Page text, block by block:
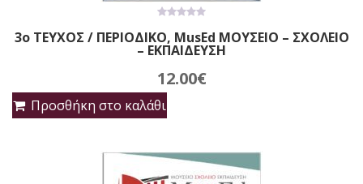
out
of
3ο ΤΕΥΧΟΣ / ΠΕΡΙΟΔΙΚΟ, MusEd ΜΟΥΣΕΙΟ – ΣΧΟΛΕΙΟ
– ΕΚΠΑΙΔΕΥΣΗ
12.00€
Προσθήκη στο καλάθι